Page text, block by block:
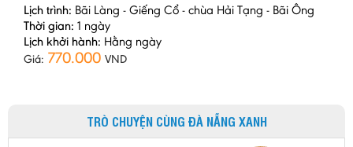
Lịch trình: Bãi Làng - Giếng Cổ - chùa Hải Tạng - Bãi Ông
Thời gian: 1 ngày
Lịch khởi hành: Hằng ngày
Giá: 770.000 VND
TRÒ CHUYỆN CÙNG ĐÀ NẴNG XANH